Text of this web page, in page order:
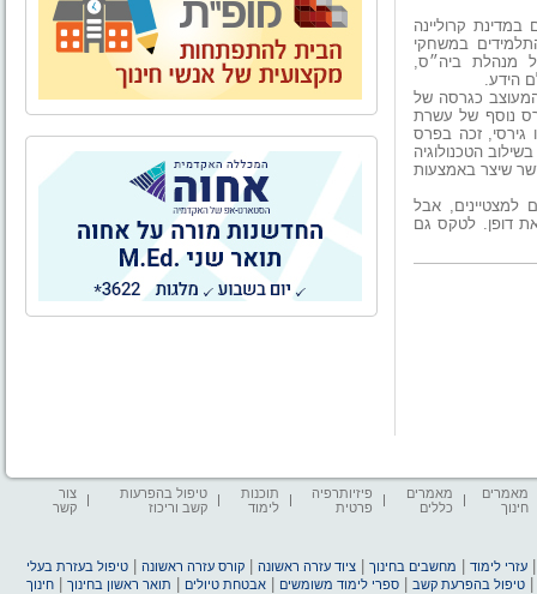
קרוליינה
במשחקי
מנהלת ביה״ס,
הידע.
כגרסה של
נוסף של עשרת
גירסי, זכה בפרס
על הצלחתו בשילוב הטכנולוגיה
שיצר באמצעות
למצטיינים, אבל
דופן. לטקס גם
מאמרים
חינוך
מאמרים
כללים
פיזיותרפיה
פרטית
תוכנות
לימוד
טיפול בהפרעות
קשב וריכוז
צור
קשר
עזרי לימוד מחשבים בחינוך |ציוד עזרה ראשונה |קורס עזרה ראשונה |טיפול בעזרת בעלי
|טיפול בהפרעת קשב |ספרי לימוד משומשים |אבטחת טיולים תואר ראשון בחינוך |חינוך